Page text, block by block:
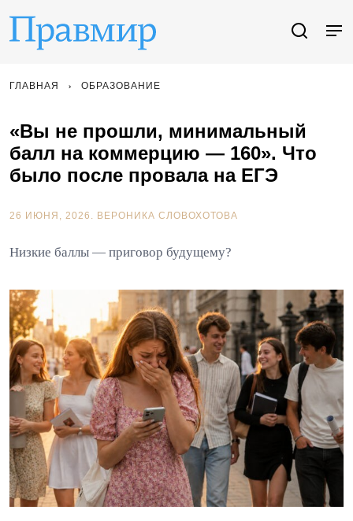
ГЛАВНАЯ ОБРАЗОВАНИЕ
«Вы не прошли, минимальный
балл на коммерцию — 160». Что
было после провала на ЕГЭ
26 ИЮНЯ, 2026. ВЕРОНИКА СЛОВОХОТОВА
Низкие баллы — приговор будущему?